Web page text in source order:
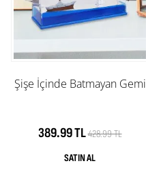
Şişe İçinde Batmayan Gemi
389.99 TL428.99 TL